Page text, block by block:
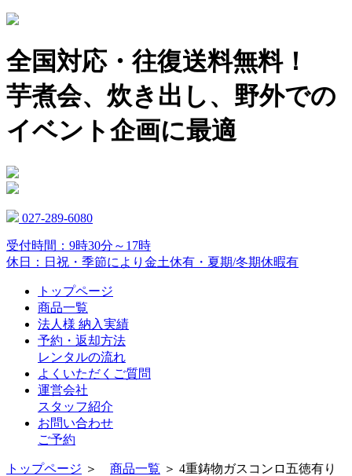
全国対応・往復送料無料！
芋煮会、炊き出し、野外での
イベント企画に最適
027-289-6080
受付時間：9時30分～17時
休日：日祝・季節により金土休有・夏期/冬期休暇有
トップページ
商品一覧
法人様 納入実績
予約・返却方法
レンタルの流れ
よくいただくご質問
運営会社
スタッフ紹介
お問い合わせ
ご予約
トップページ ＞ 商品一覧 ＞ 4重鋳物ガスコンロ五徳有り